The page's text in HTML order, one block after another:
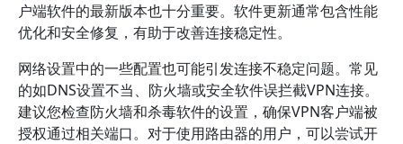
户端软件的最新版本也十分重要。软件更新通常包含性能
优化和安全修复，有助于改善连接稳定性。
网络设置中的一些配置也可能引发连接不稳定问题。常见
的如DNS设置不当、防火墙或安全软件误拦截VPN连接。
建议您检查防火墙和杀毒软件的设置，确保VPN客户端被
授权通过相关端口。对于使用路由器的用户，可以尝试开